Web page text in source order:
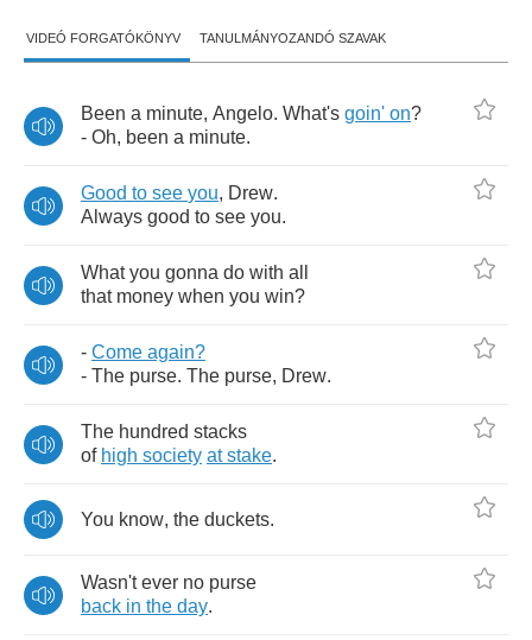
VIDEÓ FORGATÓKÖNYV TANULMÁNYOZANDÓ SZAVAK
Been a minute, Angelo. What's goin' on?
- Oh, been a minute.
Good to see you, Drew.
Always good to see you.
What you gonna do with all
that money when you win?
- Come again?
- The purse. The purse, Drew.
The hundred stacks
of high society at stake.
You know, the duckets.
Wasn't ever no purse
back in the day.